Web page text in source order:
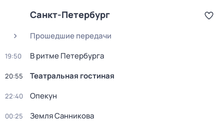
Санкт-Петербург
Прошедшие передачи
19:50 В ритме Петербурга
20:55 Театральная гостиная
22:40 Опекун
00:25 Земля Санникова